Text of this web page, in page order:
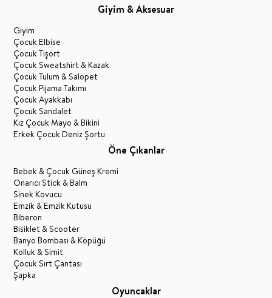
Giyim & Aksesuar
Giyim
Çocuk Elbise
Çocuk Tişört
Çocuk Sweatshirt & Kazak
Çocuk Tulum & Salopet
Çocuk Pijama Takımı
Çocuk Ayakkabı
Çocuk Sandalet
Kız Çocuk Mayo & Bikini
Erkek Çocuk Deniz Şortu
Öne Çıkanlar
Bebek & Çocuk Güneş Kremi
Onarıcı Stick & Balm
Sinek Kovucu
Emzik & Emzik Kutusu
Biberon
Bisiklet & Scooter
Banyo Bombası & Köpüğü
Kolluk & Simit
Çocuk Sırt Çantası
Şapka
Oyuncaklar